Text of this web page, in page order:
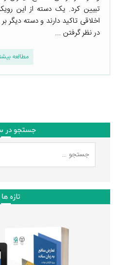
تبیین کرد. یک دسته از این
اخلاقی تاکید دارند و دسته دیگر
در نظر گرفتن ...
مطالعه
جستجو در
تازه ها